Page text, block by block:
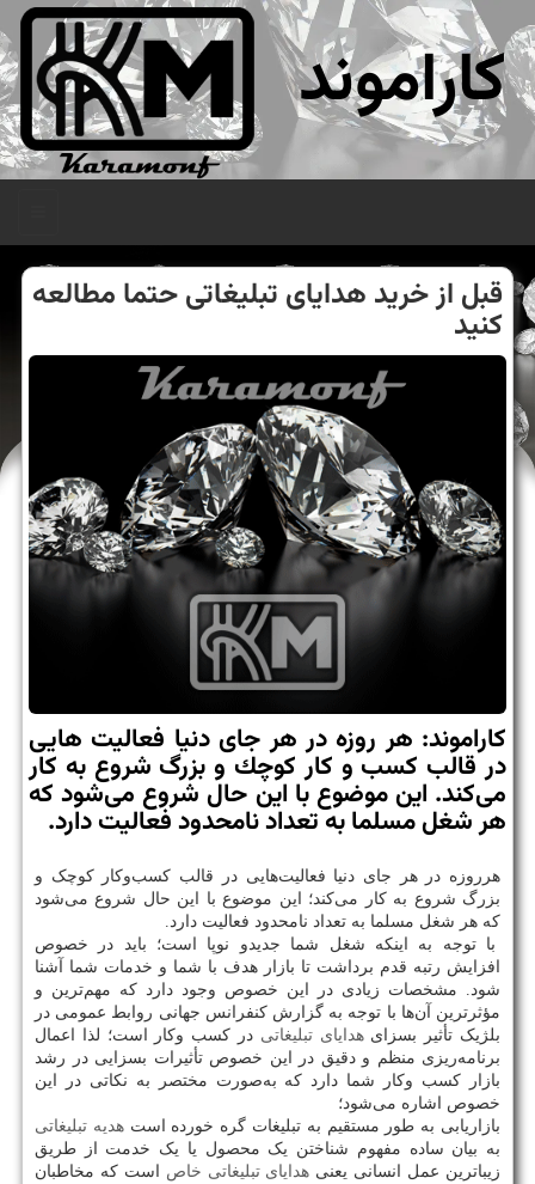
کاراموند
قبل از خرید هدایای تبلیغاتی حتما مطالعه
كنید
كاراموند: هر روزه در هر جای دنیا فعالیت هایی
در قالب كسب‌ و كار كوچك و بزرگ شروع به كار
می‌كند. این موضوع با این حال شروع می‌شود كه
هر شغل مسلما به تعداد نامحدود فعالیت دارد.
هرروزه در هر جای دنیا فعالیت‌هایی در قالب کسب‌وکار کوچک و
بزرگ شروع به کار می‌کند؛ این موضوع با این حال شروع می‌شود
که هر شغل مسلما به تعداد نامحدود فعالیت دارد.
با توجه به اینکه شغل شما جدیدو نوپا است؛ باید در خصوص
افزایش رتبه قدم برداشت تا بازار هدف با شما و خدمات شما آشنا
شود. مشخصات زیادی در این خصوص وجود دارد که مهم‌ترین و
مؤثرترین آن‌ها با توجه به گزارش کنفرانس جهانی روابط عمومی در
بلژیک تأثیر بسزای هدایای تبلیغاتی در کسب وکار است؛ لذا اعمال
برنامه‌ریزی منظم و دقیق در این خصوص تأثیرات بسزایی در رشد
بازار کسب وکار شما دارد که به‌صورت مختصر به نکاتی در این
خصوص اشاره می‌شود؛
بازاریابی به طور مستقیم به تبلیغات گره خورده استهدیه تبلیغاتی
به بیان ساده مفهوم شناختن یک محصول یا یک خدمت از طریق
زیباترین عمل انسانی یعنی هدایای تبلیغاتی خاص است که مخاطبان